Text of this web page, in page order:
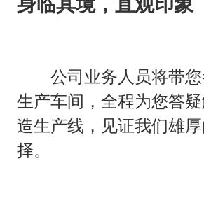
公司业务人员将带您
生产车间，全程为您答
造生产线，见证我们雄
择。